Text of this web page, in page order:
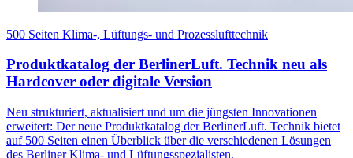
500 Seiten Klima-, Lüftungs- und Prozesslufttechnik
Produktkatalog der BerlinerLuft. Technik neu als
Hardcover oder digitale Version
Neu strukturiert, aktualisiert und um die jüngsten Innovationen
erweitert: Der neue Produktkatalog der BerlinerLuft. Technik bietet
auf 500 Seiten einen Überblick über die verschiedenen Lösungen
des Berliner Klima- und Lüftungsspezialisten.